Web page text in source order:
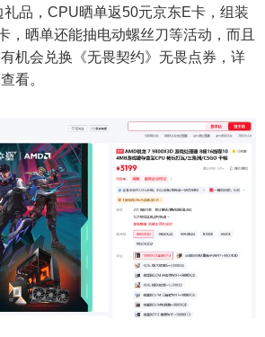
品，CPU晒单返50元京东E卡，组装
，晒单还能抽电动螺丝刀等活动，而且
机会兑换《无畏契约》无畏点券，详
看。